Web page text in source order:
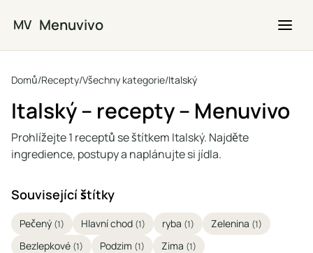
MV Menuvivo
Domů/Recepty/Všechny kategorie/Italský
Italský – recepty – Menuvivo
Prohlížejte 1 receptů se štítkem Italský. Najděte
ingredience, postupy a naplánujte si jídla.
Související štítky
Pečený (1) Hlavní chod (1) ryba (1) Zelenina (1)
Bezlepkové (1) Podzim (1) Zima (1)